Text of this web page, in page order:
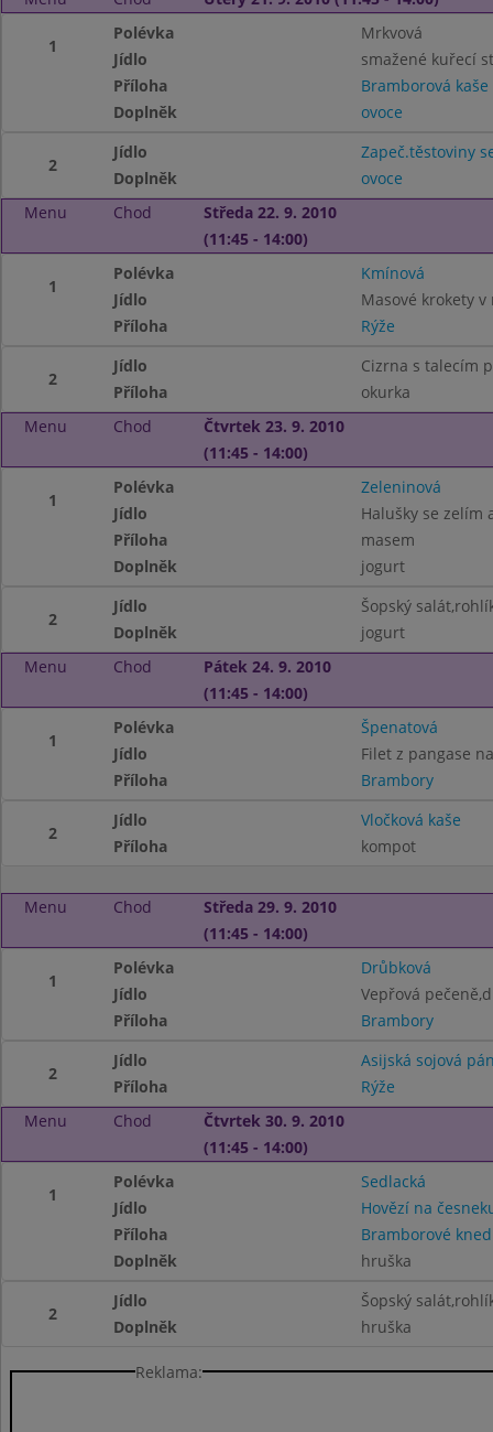
1
Polévka
Mrkvová
Jídlo
smažené kuřecí
Příloha
Bramborová kaše
Doplněk
ovoce
2
Jídlo
Zapeč.těstoviny
Doplněk
ovoce
Menu
Chod
Středa 22. 9. 2010
(11:45 - 14:00)
1
Polévka
Kmínová
Jídlo
Masové krokety v
Příloha
Rýže
2
Jídlo
Cizrna s talecím
Příloha
okurka
Menu
Chod
Čtvrtek 23. 9. 2010
(11:45 - 14:00)
1
Polévka
Zeleninová
Jídlo
Halušky se zelím
Příloha
masem
Doplněk
jogurt
2
Jídlo
Šopský
Doplněk
jogurt
Menu
Chod
Pátek 24. 9. 2010
(11:45 - 14:00)
1
Polévka
Špenatová
Jídlo
Filet z pangase
Příloha
Brambory
2
Jídlo
Vločková kaše
Příloha
kompot
Menu Chod
Středa 29. 9. 2010
(11:45 - 14:00)
1
Polévka
Drůbková
Jídlo
Vepřová
Příloha
Brambory
2
Jídlo
Asijská sojová
Příloha
Rýže
Menu
Chod
Čtvrtek 30. 9. 2010
(11:45 - 14:00)
1
Polévka
Sedlacká
Jídlo
Hovězí na
Příloha
Bramborové
Doplněk
hruška
2
Jídlo
Šopský
Doplněk
hruška
Reklama: